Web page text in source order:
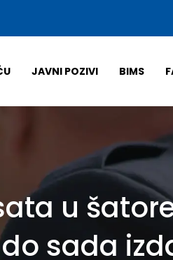
JAVNI POZIVI BIMS
u
sada